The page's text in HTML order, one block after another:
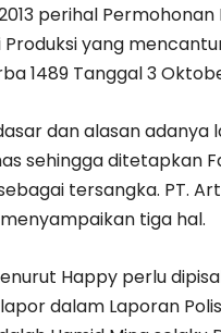
perihal Permohonan
Produksi yang
1489 Tanggal 3
dan alasan adanya
sehingga ditetapkan
tersangka. PT.
tiga hal.
Happy perlu
dalam Laporan